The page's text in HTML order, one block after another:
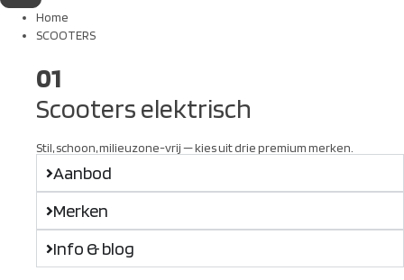
Home
SCOOTERS
01
Scooters elektrisch
Stil, schoon, milieuzone-vrij — kies uit drie premium merken.
Aanbod
Merken
Info & blog